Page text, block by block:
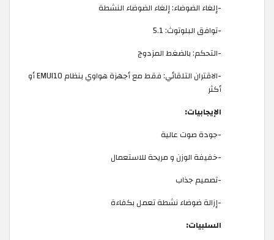
-إلغاء الضوضاء: إلغاء الضوضاء النشطة
-توافق البلوتوث: 5.1
-التحكم: بالضغط المزدوج
-الاقتران التلقائي: فقط مع أجهزة هواوي بنظام EMUI10 أو
أكثر
الإيجابيات:
-جودة صوت عالية
-خفيفة الوزن و مريحة للاستعمال
-تصميم جذاب
-إزالة ضوضاء نشطة تعمل بكفاءة
السلبيات: